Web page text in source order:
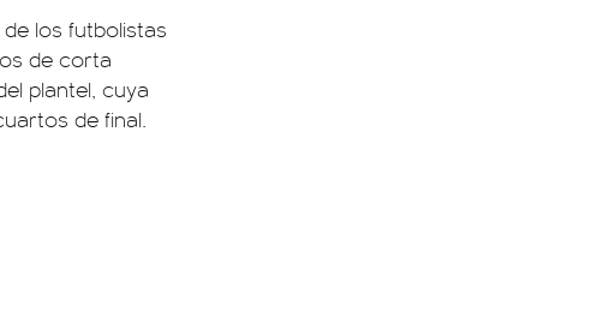
los futbolistas
de corta
plantel, cuya
de final.